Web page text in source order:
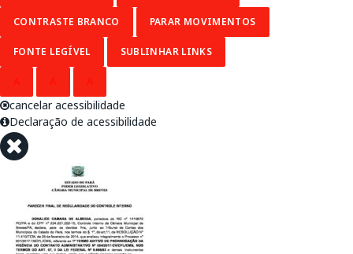
CONTRASTE BRANCO PARAR MOVIMENTOS
FONTE LEGÍVEL SUBLINHAR LINKS
cancelar acessibilidade
Declaração de acessibilidade